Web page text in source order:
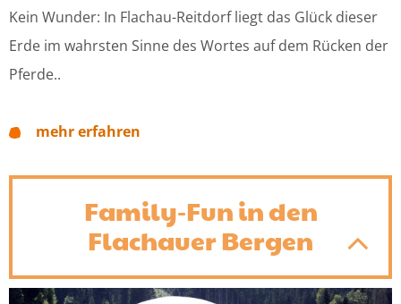
Kein Wunder: In Flachau-Reitdorf liegt das Glück dieser
Erde im wahrsten Sinne des Wortes auf dem Rücken der
Pferde..
mehr erfahren
Family-Fun in den
Flachauer Bergen